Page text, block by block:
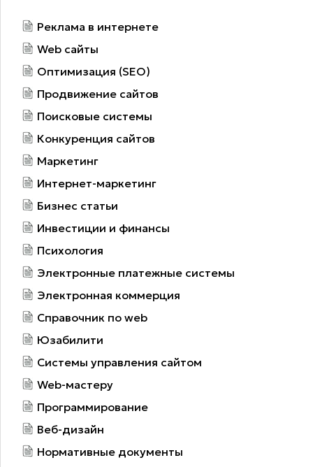
Реклама в интернете
Web сайты
Оптимизация (SEO)
Продвижение сайтов
Поисковые системы
Конкуренция сайтов
Маркетинг
Интернет-маркетинг
Бизнес статьи
Инвестиции и финансы
Психология
Электронные платежные системы
Электронная коммерция
Справочник по web
Юзабилити
Системы управления сайтом
Web-мастеру
Программирование
Веб-дизайн
Нормативные документы